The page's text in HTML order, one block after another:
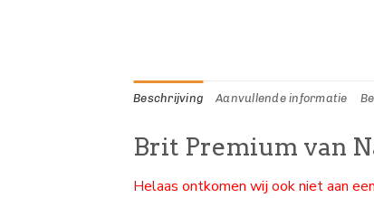
Beschrijving Aanvullende informatie
Brit Premium van
Helaas ontkomen wij ook niet aan